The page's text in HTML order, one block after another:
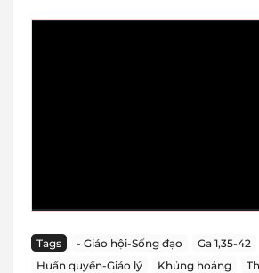
Tags - Giáo hội-Sống đạo
Ga 1,35-42
Huấn quyền-Giáo lý
Khủng hoảng